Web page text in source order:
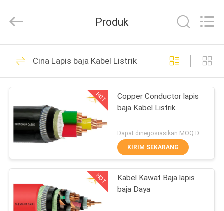
RUMAH
PRODUK
VIDEO
TAMPILAN
VR
TENTANG
(Group)
Rights
Kabel Daya XLPE
Terisolasi
306
Lapis baja Kabel
Listrik
244
Produk
Cina Lapis baja Kabel Listrik
HOT
Copper Conductor lapis
baja Kabel Listrik
Dapat dinegosiasikan MOQ:Dapat dinegosiasikan
KIRIM SEKARANG
HOT
Kabel Kawat Baja lapis
baja Daya